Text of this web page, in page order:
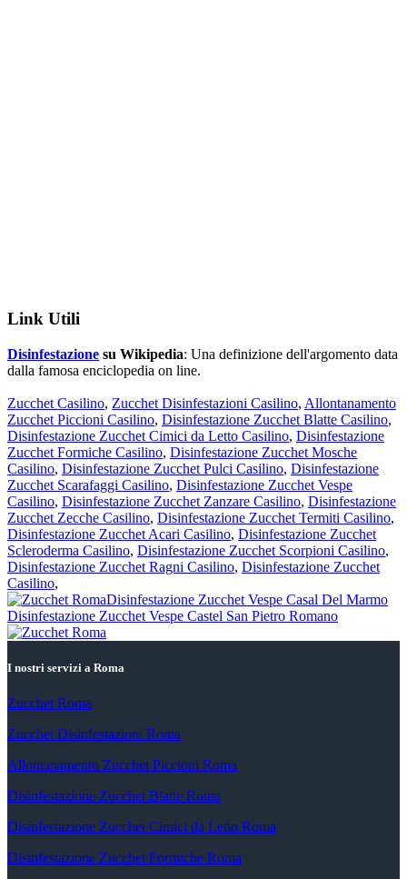
Link Utili
Disinfestazione su Wikipedia: Una definizione dell'argomento data
dalla famosa enciclopedia on line.
Zucchet Casilino, Zucchet Disinfestazioni Casilino, Allontanamento
Zucchet Piccioni Casilino, Disinfestazione Zucchet Blatte Casilino,
Disinfestazione Zucchet Cimici da Letto Casilino, Disinfestazione
Zucchet Formiche Casilino, Disinfestazione Zucchet Mosche
Casilino, Disinfestazione Zucchet Pulci Casilino, Disinfestazione
Zucchet Scarafaggi Casilino, Disinfestazione Zucchet Vespe
Casilino, Disinfestazione Zucchet Zanzare Casilino, Disinfestazione
Zucchet Zecche Casilino, Disinfestazione Zucchet Termiti Casilino,
Disinfestazione Zucchet Acari Casilino, Disinfestazione Zucchet
Scleroderma Casilino, Disinfestazione Zucchet Scorpioni Casilino,
Disinfestazione Zucchet Ragni Casilino, Disinfestazione Zucchet
Casilino,
Post
precedente:
Disinfestazione Zucchet Vespe Casal Del Marmo
Post
successivo:
Disinfestazione Zucchet Vespe Castel San Pietro Romano
I nostri servizi a Roma
Zucchet Roma
Zucchet Disinfestazioni Roma
Allontanamento Zucchet Piccioni Roma
Disinfestazione Zucchet Blatte Roma
Disinfestazione Zucchet Cimici da Letto Roma
Disinfestazione Zucchet Formiche Roma